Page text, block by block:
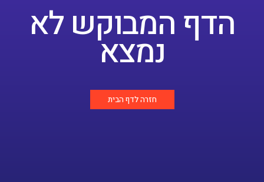
הדף המבוקש לא
נמצא
חזרה לדף הבית